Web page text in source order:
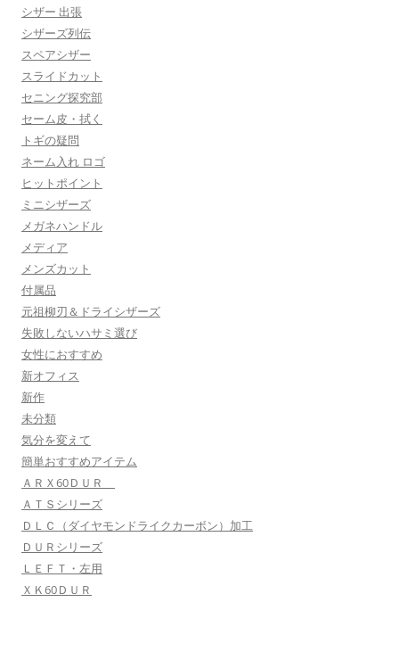
シザー 出張
シザーズ列伝
スペアシザー
スライドカット
セニング探究部
セーム皮・拭く
トギの疑問
ネーム入れ ロゴ
ヒットポイント
ミニシザーズ
メガネハンドル
メディア
メンズカット
付属品
元祖柳刃＆ドライシザーズ
失敗しないハサミ選び
女性におすすめ
新オフィス
新作
未分類
気分を変えて
簡単おすすめアイテム
ＡＲＸ60ＤＵＲ
ＡＴＳシリーズ
ＤＬＣ（ダイヤモンドライクカーボン）加工
ＤＵＲシリーズ
ＬＥＦＴ・左用
ＸＫ60ＤＵＲ